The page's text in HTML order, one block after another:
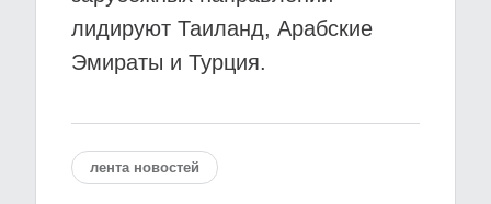
лидируют Таиланд, Арабские
Эмираты и Турция.
лента новостей